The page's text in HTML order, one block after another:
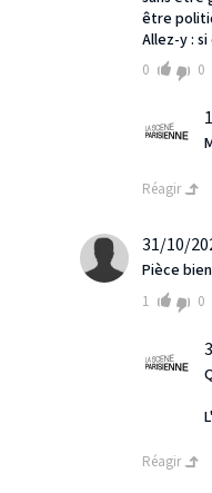
être
Allez-y :
0 0
Réagir
31/10/
Pièce
1 0
Réagir